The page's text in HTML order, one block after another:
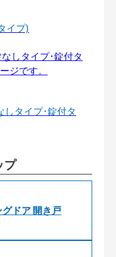
イプ)
しタイプ･錠付タ
プ
ドア 開き戸